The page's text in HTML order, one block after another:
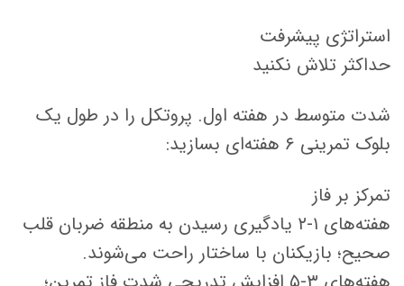
استراتژی پیشرفت
حداکثر تلاش نکنید
شدت متوسط ​​در هفته اول. پروتکل را در طول یک
بلوک تمرینی ۶ هفته‌ای بسازید:
تمرکز بر فاز
هفته‌های ۱-۲ یادگیری رسیدن به منطقه ضربان قلب
صحیح؛ بازیکنان با ساختار راحت می‌شوند.